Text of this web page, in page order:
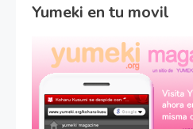
Yumeki en tu movil